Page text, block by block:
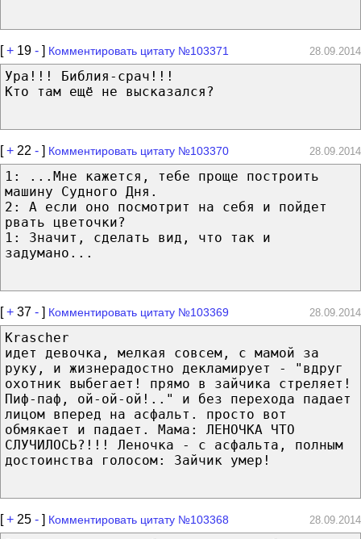
[+ 19 - ] Комментировать цитату №103371 28.09.2014
Ура!!! Библия-срач!!!
Кто там ещё не высказался?
[+ 22 - ] Комментировать цитату №103370 28.09.2014
1: ...Мне кажется, тебе проще построить
машину Судного Дня.
2: А если оно посмотрит на себя и пойдет
рвать цветочки?
1: Значит, сделать вид, что так и
задумано...
[+ 37 - ] Комментировать цитату №103369 28.09.2014
Krascher
идет девочка, мелкая совсем, с мамой за
руку, и жизнерадостно декламирует - "вдруг
охотник выбегает! прямо в зайчика стреляет!
Пиф-паф, ой-ой-ой!.." и без перехода падает
лицом вперед на асфальт. просто вот
обмякает и падает. Мама: ЛЕНОЧКА ЧТО
СЛУЧИЛОСЬ?!!! Леночка - с асфальта, полным
достоинства голосом: Зайчик умер!
[+ 25 - ] Комментировать цитату №103368 28.09.2014